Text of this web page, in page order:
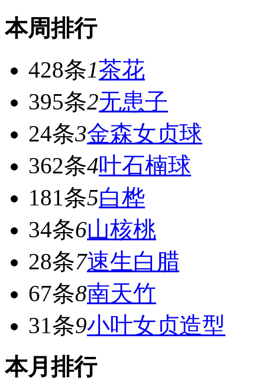
本周排行
428条1茶花
395条2无患子
24条3金森女贞球
362条4叶石楠球
181条5白桦
34条6山核桃
28条7速生白腊
67条8南天竹
31条9小叶女贞造型
本月排行